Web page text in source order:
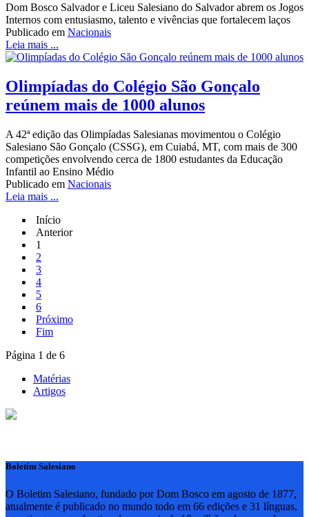
Dom Bosco Salvador e Liceu Salesiano do Salvador abrem os Jogos
Internos com entusiasmo, talento e vivências que fortalecem laços
Publicado em Nacionais
Leia mais ...
Olimpíadas do Colégio São Gonçalo
reúnem mais de 1000 alunos
A 42ª edição das Olimpíadas Salesianas movimentou o Colégio
Salesiano São Gonçalo (CSSG), em Cuiabá, MT, com mais de 300
competições envolvendo cerca de 1800 estudantes da Educação
Infantil ao Ensino Médio
Publicado em Nacionais
Leia mais ...
Início
Anterior
1
2
3
4
5
6
Próximo
Fim
Página 1 de 6
Matérias
Artigos
Boletim Salesiano
O Boletim Salesiano, fundado por Dom Bosco em agosto de 1877,
atualmente é publicado no mundo todo em 66 edições e 31 línguas,